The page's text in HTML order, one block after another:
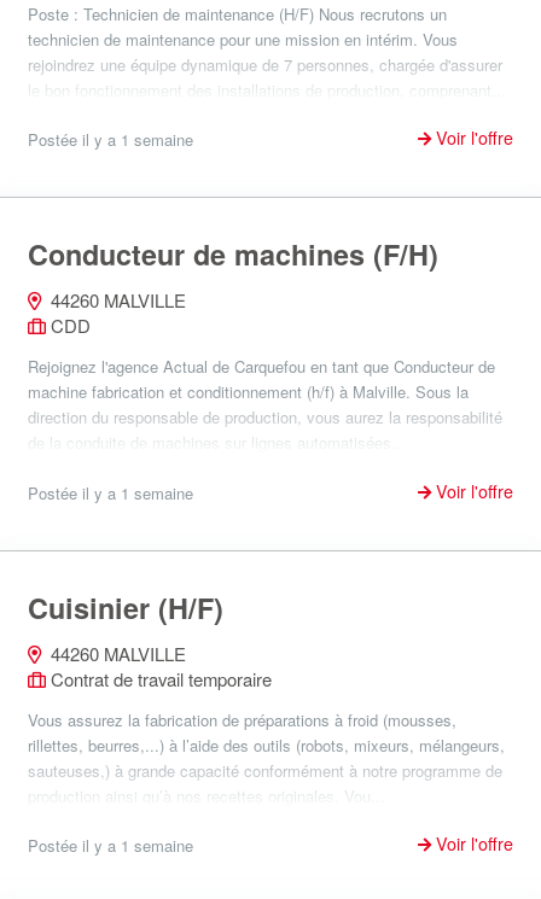
Poste : Technicien de maintenance (H/F) Nous recrutons un
technicien de maintenance pour une mission en intérim. Vous
rejoindrez une équipe dynamique de 7 personnes, chargée d'assurer
le bon fonctionnement des installations de production, comprenant...
Postée il y a 1 semaine Voir l'offre
Conducteur de machines (F/H)
44260 MALVILLE
CDD
Rejoignez l'agence Actual de Carquefou en tant que Conducteur de
machine fabrication et conditionnement (h/f) à Malville. Sous la
direction du responsable de production, vous aurez la responsabilité
de la conduite de machines sur lignes automatisées...
Postée il y a 1 semaine Voir l'offre
Cuisinier (H/F)
44260 MALVILLE
Contrat de travail temporaire
Vous assurez la fabrication de préparations à froid (mousses,
rillettes, beurres,...) à l’aide des outils (robots, mixeurs, mélangeurs,
sauteuses,) à grande capacité conformément à notre programme de
production ainsi qu’à nos recettes originales. Vou...
Postée il y a 1 semaine Voir l'offre